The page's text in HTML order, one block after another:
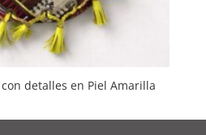
detalles en Piel Amarilla